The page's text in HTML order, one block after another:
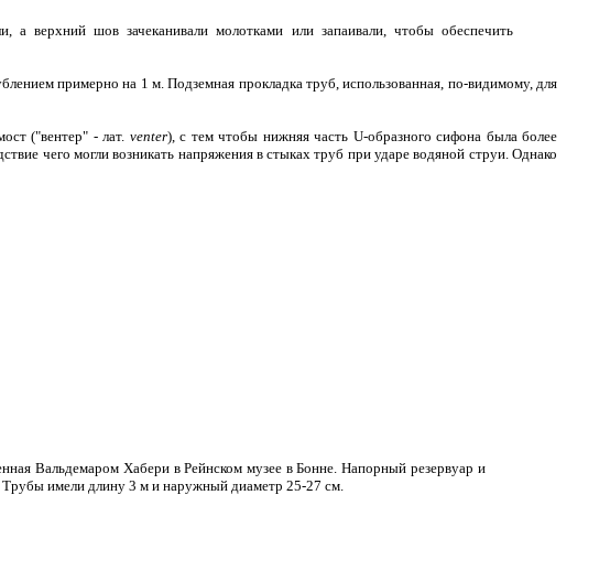
а верхний шов зачеканивали молотками или запаивали, чтобы обеспечить
примерно на 1 м. Подземная прокладка труб, использованная, по-видимому, для
("вентер" - лат. venter), с тем чтобы нижняя часть U-образного сифона была более
чего могли возникать напряжения в стыках труб при ударе водяной струи. Однако
Вальдемаром Хабери в Рейнском музее в Бонне. Напорный резервуар и
имели длину 3 м и наружный диаметр 25-27 см.